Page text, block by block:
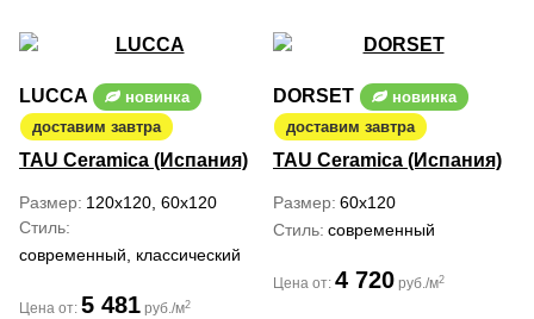
LUCCA
новинка
доставим завтра
TAU Ceramica (Испания)
Размер 120x120, 60x120
Стиль
современный, классический
Цена от: 5 481 руб./м2
DORSET
новинка
доставим завтра
TAU Ceramica (Испания)
Размер 60x120
Стиль современный
Цена от: 4 720 руб./м2